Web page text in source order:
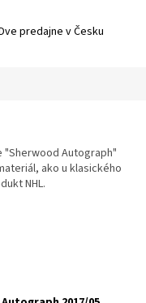
predajne v Česku
"Sherwood Autograph"
ako u klasického
NHL.